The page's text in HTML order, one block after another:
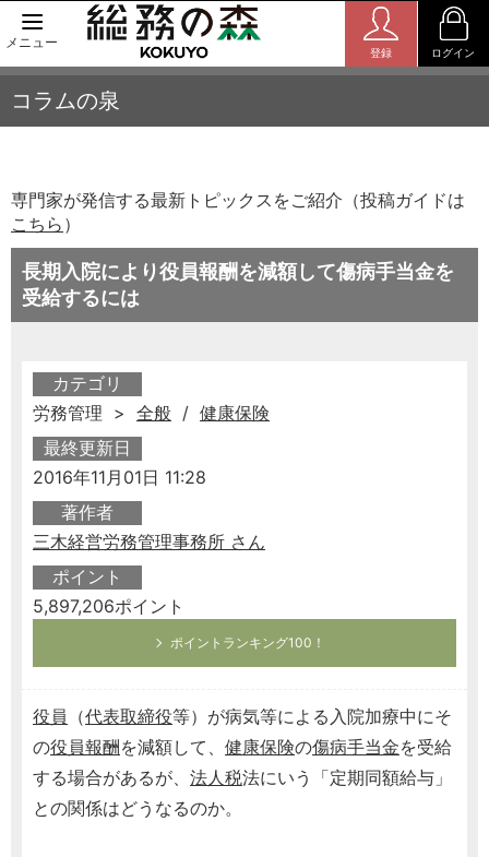
メニュー
登録 ログイン
コラムの泉
専門家が発信する最新トピックスをご紹介（投稿ガイドは
こちら ）
長期入院により役員報酬を減額して傷病手当金を
受給するには
カテゴリ
労務管理 > 全般 / 健康保険
最終更新日
2016年11月01日 11:28
著作者
三木経営労務管理事務所 さん
ポイント
5,897,206ポイント
ポイントランキング100！
役員 （代表取締役等）が病気等による入院加療中にそ
の役員報酬を減額して、 健康保険の傷病手当金を受給
する場合があるが、 法人税法にいう「定期同額給与」
との関係はどうなるのか。